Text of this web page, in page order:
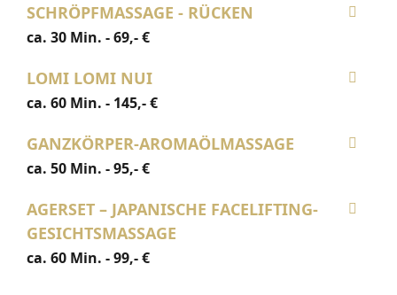
SCHRÖPFMASSAGE - RÜCKEN
ca. 30 Min. - 69,- €
LOMI LOMI NUI
ca. 60 Min. - 145,- €
GANZKÖRPER-AROMAÖLMASSAGE
ca. 50 Min. - 95,- €
AGERSET – JAPANISCHE FACELIFTING-
GESICHTSMASSAGE
ca. 60 Min. - 99,- €